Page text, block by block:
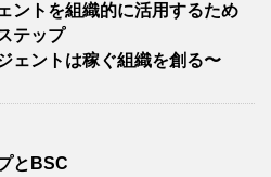
ントを組織的に活用するため
テップ
ェントは稼ぐ組織を創る〜
とBSC